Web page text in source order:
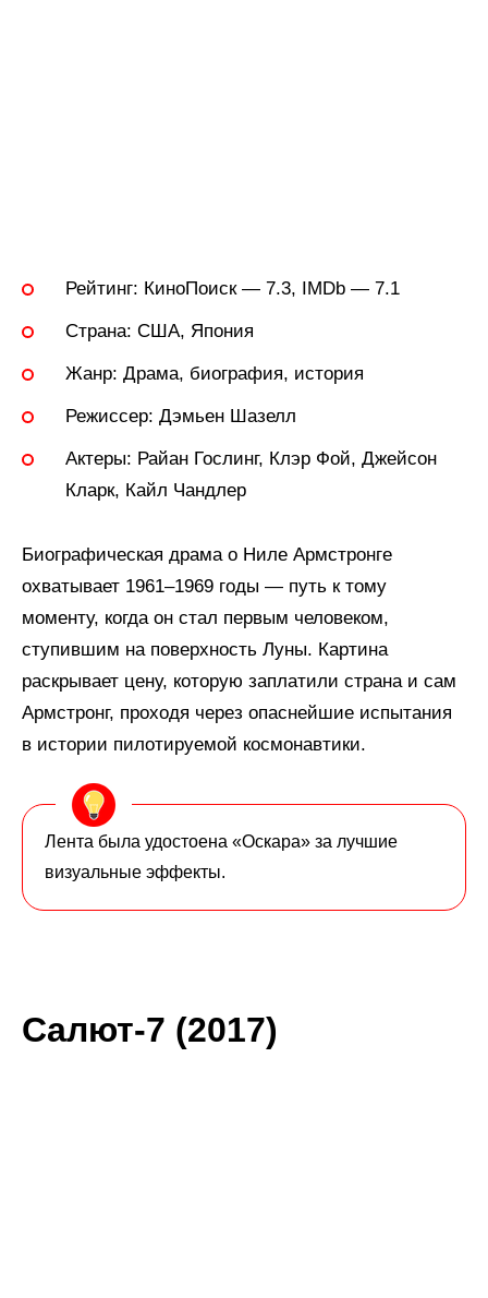
Рейтинг: КиноПоиск — 7.3, IMDb — 7.1
Страна: США, Япония
Жанр: Драма, биография, история
Режиссер: Дэмьен Шазелл
Актеры: Райан Гослинг, Клэр Фой, Джейсон
Кларк, Кайл Чандлер
Биографическая драма о Ниле Армстронге
охватывает 1961–1969 годы — путь к тому
моменту, когда он стал первым человеком,
ступившим на поверхность Луны. Картина
раскрывает цену, которую заплатили страна и сам
Армстронг, проходя через опаснейшие испытания
в истории пилотируемой космонавтики.
Лента была удостоена «Оскара» за лучшие
визуальные эффекты.
Салют-7 (2017)